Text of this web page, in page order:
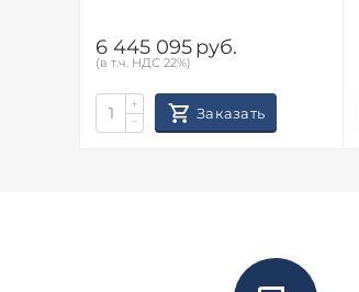
6 445 095руб.
(в т.ч. НДС 22%)
+
−
Заказать